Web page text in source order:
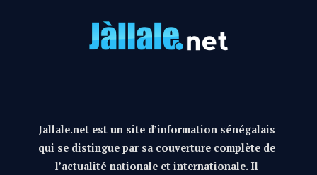
Jallale.net est un site d’information sénégalais
qui se distingue par sa couverture complète de
l’actualité nationale et internationale. Il